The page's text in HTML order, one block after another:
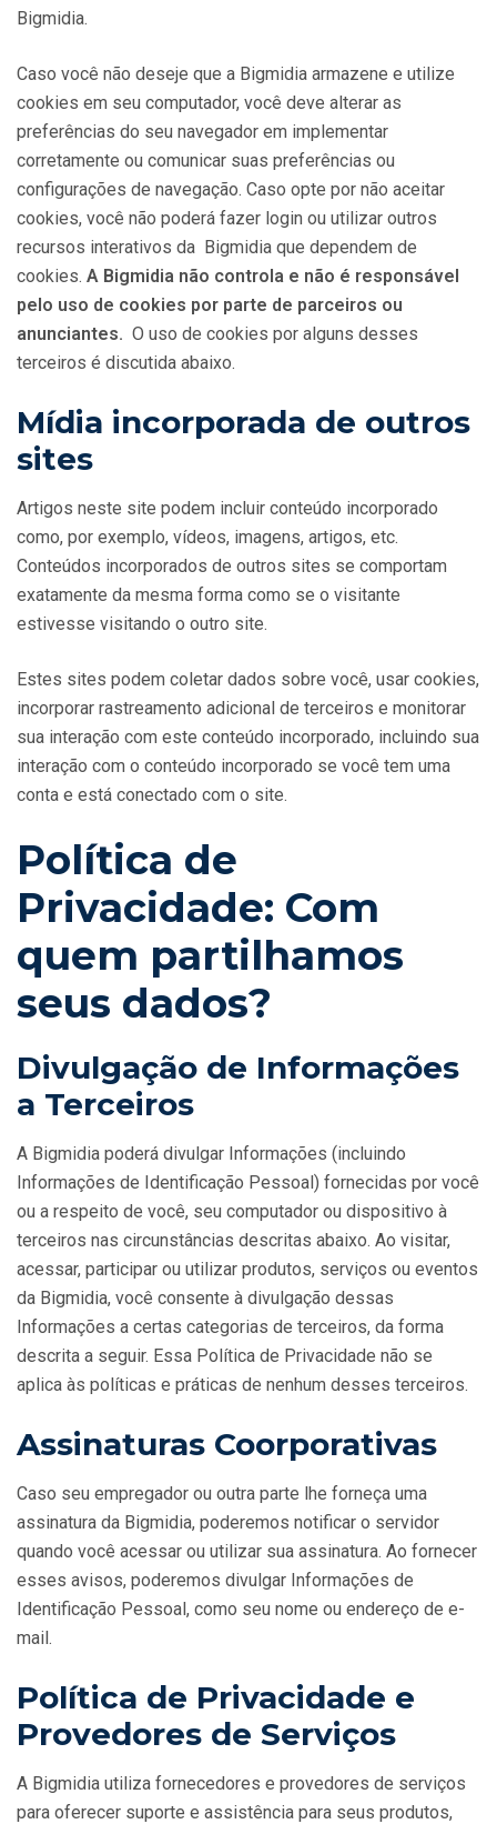
Bigmidia.
Caso você não deseje que a Bigmidia armazene e utilize
cookies em seu computador, você deve alterar as
preferências do seu navegador em implementar
corretamente ou comunicar suas preferências ou
configurações de navegação. Caso opte por não aceitar
cookies, você não poderá fazer login ou utilizar outros
recursos interativos da Bigmidia que dependem de
cookies. A Bigmidia não controla e não é responsável
pelo uso de cookies por parte de parceiros ou
anunciantes. O uso de cookies por alguns desses
terceiros é discutida abaixo.
Mídia incorporada de outros
sites
Artigos neste site podem incluir conteúdo incorporado
como, por exemplo, vídeos, imagens, artigos, etc.
Conteúdos incorporados de outros sites se comportam
exatamente da mesma forma como se o visitante
estivesse visitando o outro site.
Estes sites podem coletar dados sobre você, usar cookies,
incorporar rastreamento adicional de terceiros e monitorar
sua interação com este conteúdo incorporado, incluindo sua
interação com o conteúdo incorporado se você tem uma
conta e está conectado com o site.
Política de
Privacidade: Com
quem partilhamos
seus dados?
Divulgação de Informações
a Terceiros
A Bigmidia poderá divulgar Informações (incluindo
Informações de Identificação Pessoal) fornecidas por você
ou a respeito de você, seu computador ou dispositivo à
terceiros nas circunstâncias descritas abaixo. Ao visitar,
acessar, participar ou utilizar produtos, serviços ou eventos
da Bigmidia, você consente à divulgação dessas
Informações a certas categorias de terceiros, da forma
descrita a seguir. Essa Política de Privacidade não se
aplica às políticas e práticas de nenhum desses terceiros.
Assinaturas Coorporativas
Caso seu empregador ou outra parte lhe forneça uma
assinatura da Bigmidia, poderemos notificar o servidor
quando você acessar ou utilizar sua assinatura. Ao fornecer
esses avisos, poderemos divulgar Informações de
Identificação Pessoal, como seu nome ou endereço de e-
mail.
Política de Privacidade e
Provedores de Serviços
A Bigmidia utiliza fornecedores e provedores de serviços
para oferecer suporte e assistência para seus produtos,